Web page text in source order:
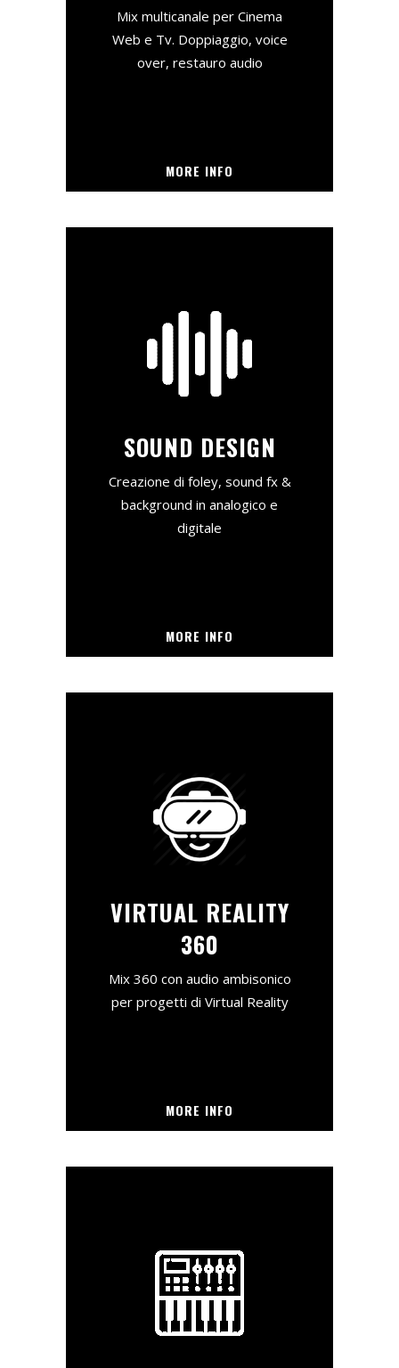
Mix multicanale per Cinema
Web e Tv. Doppiaggio, voice
over, restauro audio
MORE INFO
SOUND DESIGN
Creazione di foley, sound fx &
background in analogico e
digitale
MORE INFO
VIRTUAL REALITY
360
Mix 360 con audio ambisonico
per progetti di Virtual Reality
MORE INFO